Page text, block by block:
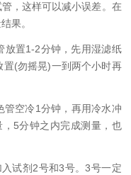
，这样可以减小误差。在
果。
置1-2分钟，先用湿滤纸
(勿摇晃)一到两个小时再
空冷1分钟，再用冷水冲
5分钟之内完成测量，也
试剂2号和3号。3号一定